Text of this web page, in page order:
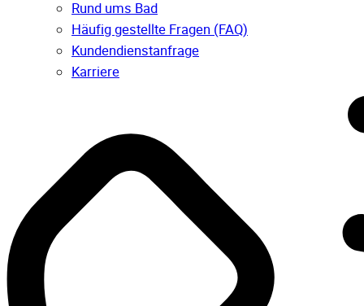
Rund ums Bad
Häufig gestellte Fragen (FAQ)
Kunden­dienst­anfrage
Karriere